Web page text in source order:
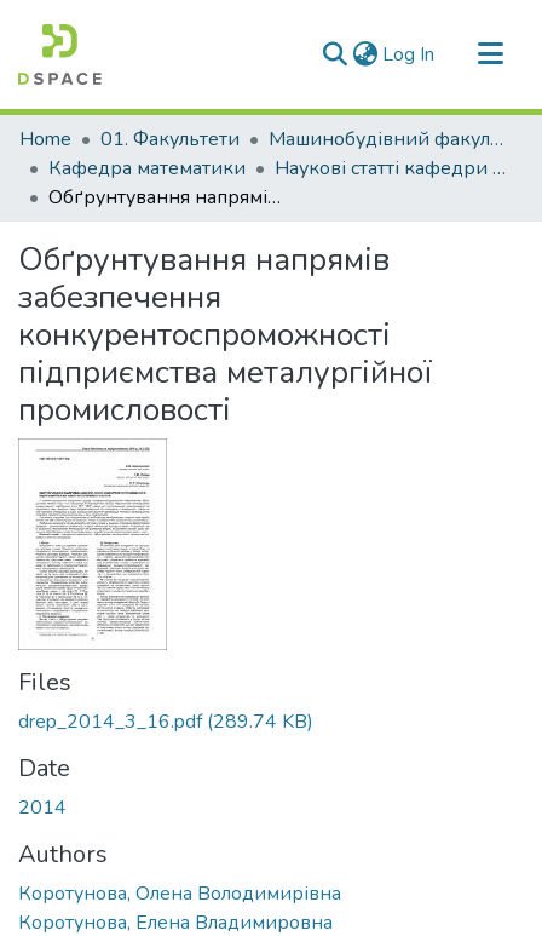
Log In (current)
Communities & Collections
All of DSpace
Statistics
Home 01. Факультети
Машинобудівний факультет
Кафедра математики
Наукові статті кафедри математики
Обґрунтування напрямів забезпечення конкурентоспроможності підприємства металургійної промисловості
Обґрунтування напрямів
забезпечення
конкурентоспроможності
підприємства металургійної
промисловості
Files
drep_2014_3_16.pdf(289.74 KB)
Date
2014
Authors
Коротунова, Олена Володимирівна
Коротунова, Елена Владимировна